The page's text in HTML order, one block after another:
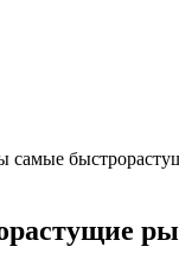
самые